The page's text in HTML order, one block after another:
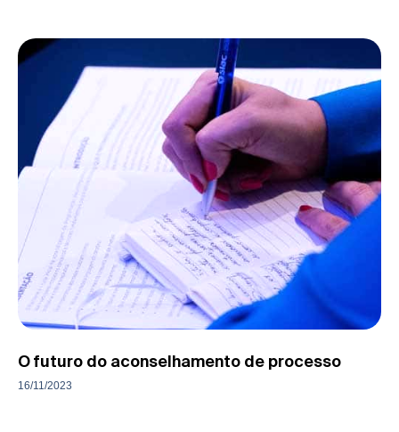
O futuro do aconselhamento de processo
16/11/2023